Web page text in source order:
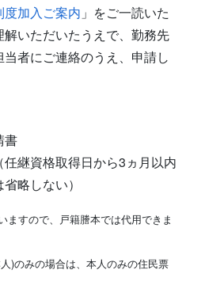
加入ご案内 」をご一読いた
いただいたうえで、勤務先
者にご連絡のうえ、申請し
書
任継資格取得日から3ヵ月以内
略しない）
ますので、戸籍謄本では代用できま
)のみの場合は、本人のみの住民票